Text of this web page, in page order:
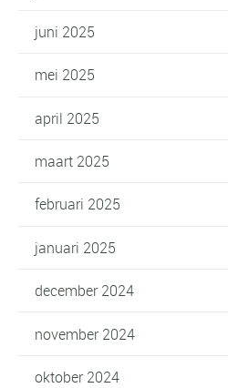
juni 2025
mei 2025
april 2025
maart 2025
februari 2025
januari 2025
december 2024
november 2024
oktober 2024